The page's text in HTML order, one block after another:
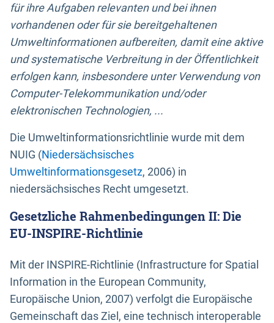
für ihre Aufgaben relevanten und bei ihnen
vorhandenen oder für sie bereitgehaltenen
Umweltinformationen aufbereiten, damit eine aktive
und systematische Verbreitung in der Öffentlichkeit
erfolgen kann, insbesondere unter Verwendung von
Computer-Telekommunikation und/oder
elektronischen Technologien, ...
Die Umweltinformationsrichtlinie wurde mit dem
NUIG (Niedersächsisches
Umweltinformationsgesetz, 2006) in
niedersächsisches Recht umgesetzt.
Gesetzliche Rahmenbedingungen II: Die
EU-INSPIRE-Richtlinie
Mit der INSPIRE-Richtlinie (Infrastructure for Spatial
Information in the European Community,
Europäische Union, 2007) verfolgt die Europäische
Gemeinschaft das Ziel, eine technisch interoperable